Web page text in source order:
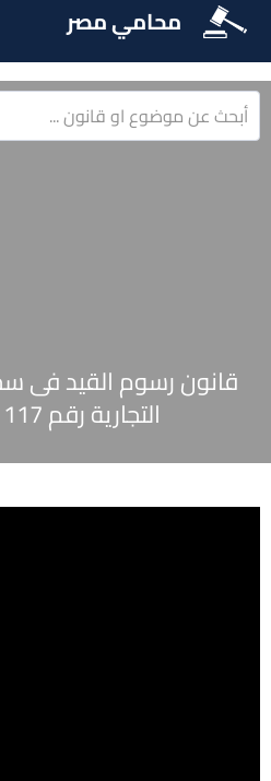
محامي مصر
قانون رسوم القيد فى
التجارية رقم 117 لسنة 1975